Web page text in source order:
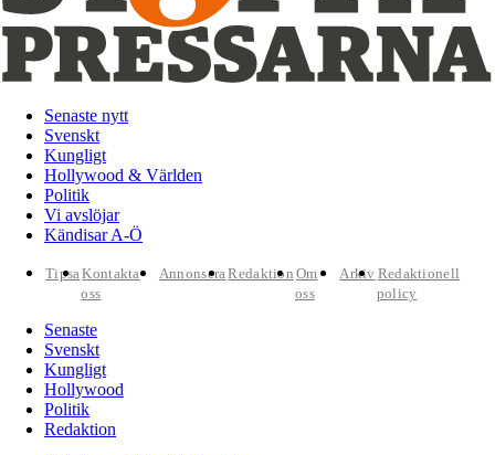
Senaste nytt
Svenskt
Kungligt
Hollywood & Världen
Politik
Vi avslöjar
Kändisar A-Ö
TipsaKontakta
oss
AnnonseraRedaktion Om
oss
Arkiv Redaktionell
policy
Senaste
Svenskt
Kungligt
Hollywood
Politik
Redaktion